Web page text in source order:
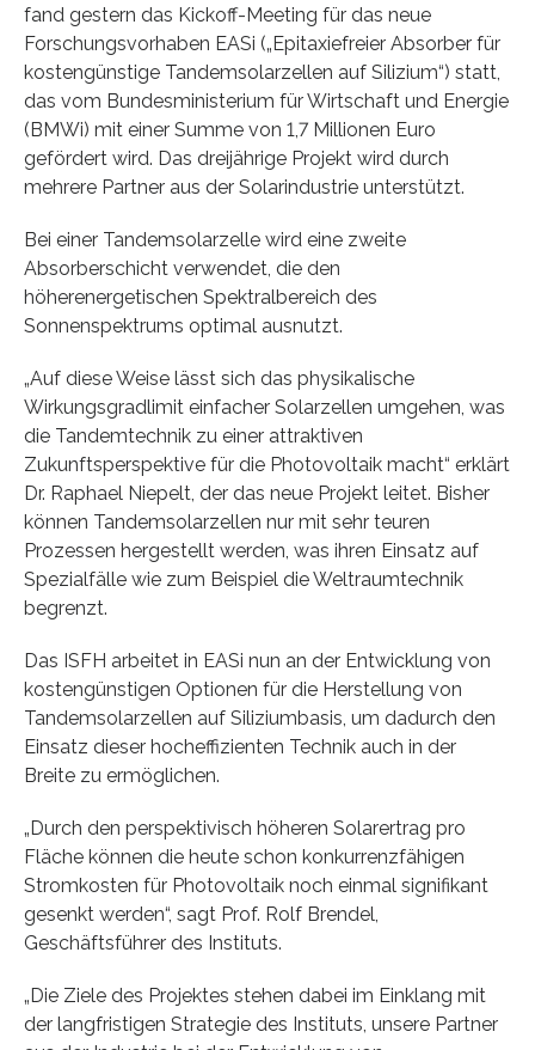
fand gestern das Kickoff-Meeting für das neue
Forschungsvorhaben EASi („Epitaxiefreier Absorber für
kostengünstige Tandemsolarzellen auf Silizium“) statt,
das vom Bundesministerium für Wirtschaft und Energie
(BMWi) mit einer Summe von 1,7 Millionen Euro
gefördert wird. Das dreijährige Projekt wird durch
mehrere Partner aus der Solarindustrie unterstützt.
Bei einer Tandemsolarzelle wird eine zweite
Absorberschicht verwendet, die den
höherenergetischen Spektralbereich des
Sonnenspektrums optimal ausnutzt.
„Auf diese Weise lässt sich das physikalische
Wirkungsgradlimit einfacher Solarzellen umgehen, was
die Tandemtechnik zu einer attraktiven
Zukunftsperspektive für die Photovoltaik macht“ erklärt
Dr. Raphael Niepelt, der das neue Projekt leitet. Bisher
können Tandemsolarzellen nur mit sehr teuren
Prozessen hergestellt werden, was ihren Einsatz auf
Spezialfälle wie zum Beispiel die Weltraumtechnik
begrenzt.
Das ISFH arbeitet in EASi nun an der Entwicklung von
kostengünstigen Optionen für die Herstellung von
Tandemsolarzellen auf Siliziumbasis, um dadurch den
Einsatz dieser hocheffizienten Technik auch in der
Breite zu ermöglichen.
„Durch den perspektivisch höheren Solarertrag pro
Fläche können die heute schon konkurrenzfähigen
Stromkosten für Photovoltaik noch einmal signifikant
gesenkt werden“, sagt Prof. Rolf Brendel,
Geschäftsführer des Instituts.
„Die Ziele des Projektes stehen dabei im Einklang mit
der langfristigen Strategie des Instituts, unsere Partner